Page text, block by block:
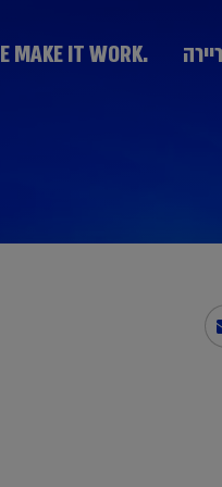
.WE MAKE IT WORK